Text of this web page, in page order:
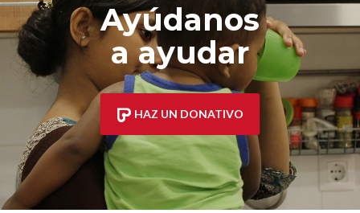
Ayúdanos
a ayudar
HAZ UN DONATIVO